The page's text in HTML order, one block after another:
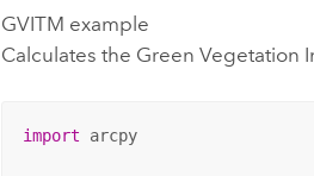
GVITM example
Calculates the Green Vegetation
import arcpy